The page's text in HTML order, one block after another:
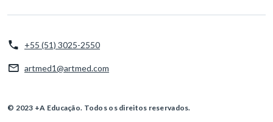
+55 (51) 3025-2550
artmed1@artmed.com
© 2023 +A Educação. Todos os direitos reservados.